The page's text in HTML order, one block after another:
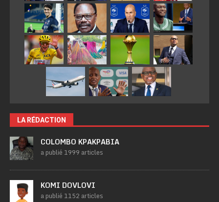
LA RÉDACTION
COLOMBO KPAKPABIA
a publié 1999 articles
KOMI DOVLOVI
a publié 1152 articles